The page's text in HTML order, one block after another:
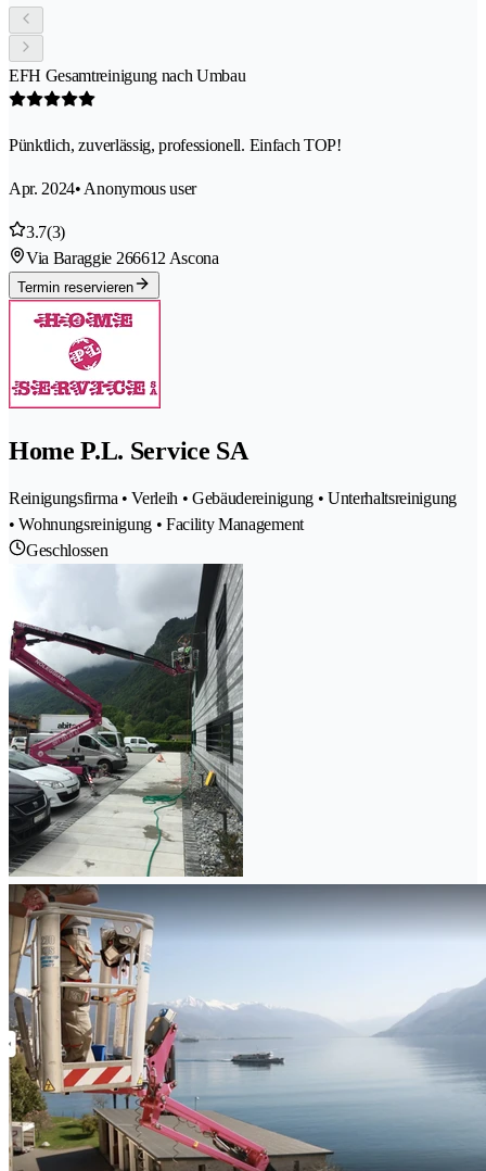
EFH Gesamtreinigung nach Umbau
Pünktlich, zuverlässig, professionell. Einfach TOP!
Apr. 2024• Anonymous user
3.7(3)
Via Baraggie 266612 Ascona
Termin reservieren
Home P.L. Service SA
Reinigungsfirma • Verleih • Gebäudereinigung • Unterhaltsreinigung
• Wohnungsreinigung • Facility Management
Geschlossen